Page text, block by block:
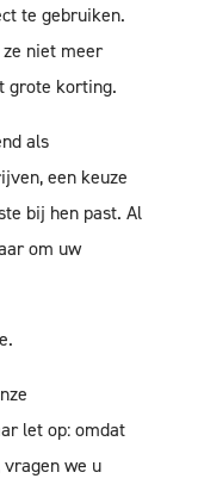
te gebruiken.
niet meer
grote korting.
als
een keuze
bij hen past. Al
om uw
let op: omdat
we u